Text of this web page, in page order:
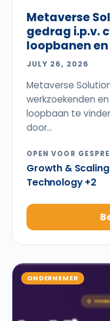
Metaverse
gedrag i.p.v.
loopbanen
JULY 26, 2026
Metaverse
werkzoekenden
loopbaan te
door...
OPEN VOOR
Growth &
Technology +2
ONDERNEMER